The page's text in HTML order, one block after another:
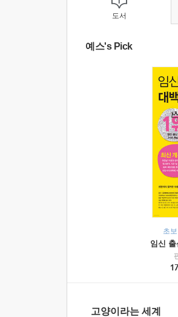
도서
예스's Pick
초
임신
고양이라는 세계